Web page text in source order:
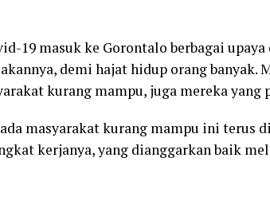
19 masuk ke Gorontalo berbagai
demi hajat hidup orang banyak.
kurang mampu, juga mereka yang
masyarakat kurang mampu ini terus
kerjanya, yang dianggarkan baik